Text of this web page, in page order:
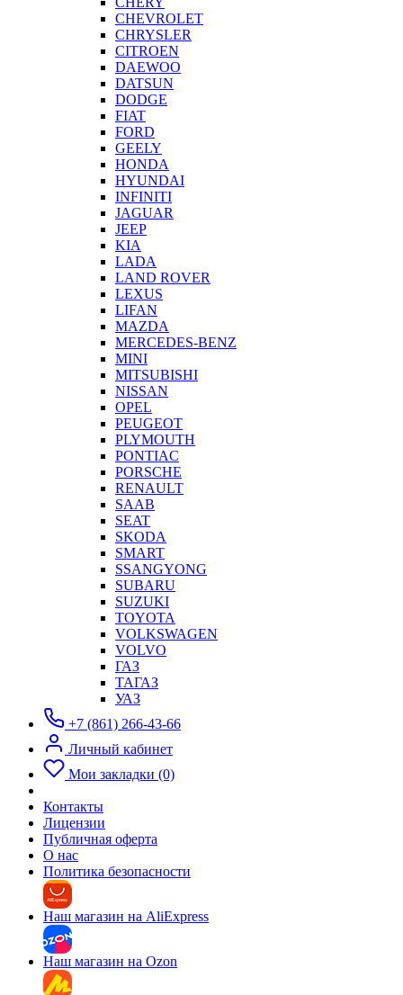
CHEVROLET
CHRYSLER
CITROEN
DAEWOO
DATSUN
DODGE
FIAT
FORD
GEELY
HONDA
HYUNDAI
INFINITI
JAGUAR
JEEP
KIA
LADA
LAND ROVER
LEXUS
LIFAN
MAZDA
MERCEDES-BENZ
MINI
MITSUBISHI
NISSAN
OPEL
PEUGEOT
PLYMOUTH
PONTIAC
PORSCHE
RENAULT
SAAB
SEAT
SKODA
SMART
SSANGYONG
SUBARU
SUZUKI
TOYOTA
VOLKSWAGEN
VOLVO
ГАЗ
ТАГАЗ
УАЗ
+7 (861) 266-43-66
Личный кабинет
Мои закладки (0)
Контакты
Лицензии
Публичная оферта
О нас
Политика безопасности
Наш магазин на AliExpress
Наш магазин на Ozon